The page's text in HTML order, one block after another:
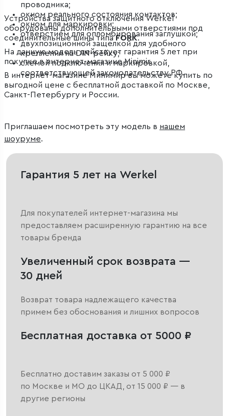
проводника;
окном реального состояния контактов;
окном для маркировки;
отверстием для опломбирования заглушкой;
двухпозиционной защелкой для удобного
крепления на DIN-рейку;
схемой подключения и маркировкой,
соответствующей законодательству РФ.
Устройства защитного отключения Werkel
оборудованы дополнительными отверстиями под
соединительные шины типаFORK.
На данную модель действует гарантия 5 лет при
покупке в интернет-магазине Minimir.
В интернет-магазине Минимир вы можете купить по
выгодной цене с бесплатной доставкой по Москве,
Санкт-Петербургу и России.
Приглашаем посмотреть эту модель в нашем
шоуруме.
Гарантия 5 лет на Werkel
Для покупателей интернет-магазина мы
предоставляем расширенную гарантию на все
товары бренда
Увеличенный срок возврата —
30 дней
Возврат товара надлежащего качества
примем без обоснования и лишних вопросов
Бесплатная доставка от 5000 ₽
Бесплатно доставим заказы от 5 000 ₽
по Москве и МО до ЦКАД, от 15 000 ₽ — в
другие регионы